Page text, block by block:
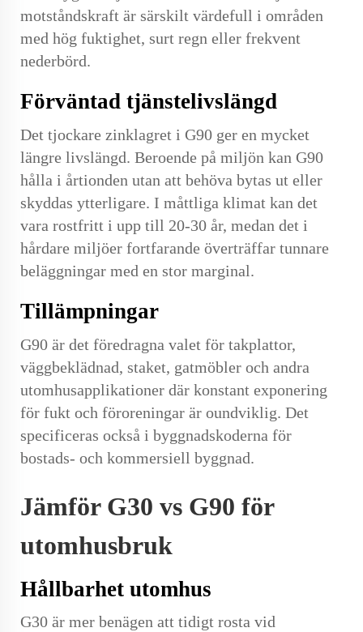
motståndskraft är särskilt värdefull i områden
med hög fuktighet, surt regn eller frekvent
nederbörd.
Förväntad tjänstelivslängd
Det tjockare zinklagret i G90 ger en mycket
längre livslängd. Beroende på miljön kan G90
hålla i årtionden utan att behöva bytas ut eller
skyddas ytterligare. I måttliga klimat kan det
vara rostfritt i upp till 20-30 år, medan det i
hårdare miljöer fortfarande överträffar tunnare
beläggningar med en stor marginal.
Tillämpningar
G90 är det föredragna valet för takplattor,
väggbeklädnad, staket, gatmöbler och andra
utomhusapplikationer där konstant exponering
för fukt och föroreningar är oundviklig. Det
specificeras också i byggnadskoderna för
bostads- och kommersiell byggnad.
Jämför G30 vs G90 för
utomhusbruk
Hållbarhet utomhus
G30 är mer benägen att tidigt rosta vid